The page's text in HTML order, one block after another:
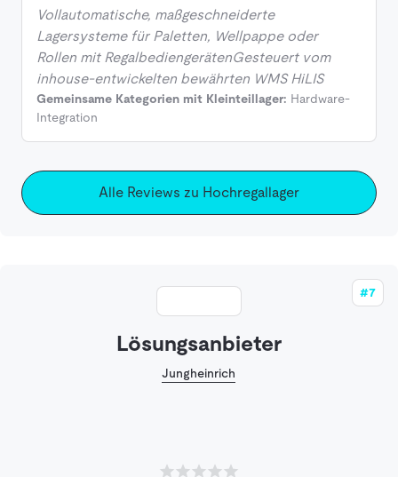
Vollautomatische, maßgeschneiderte
Lagersysteme für Paletten, Wellpappe oder
Rollen mit RegalbediengerätenGesteuert vom
inhouse-entwickelten bewährten WMS HiLIS
Gemeinsame Kategorien mit Kleinteillager: Hardware-
Integration
Alle Reviews zu Hochregallager
#7
Lösungsanbieter
Jungheinrich